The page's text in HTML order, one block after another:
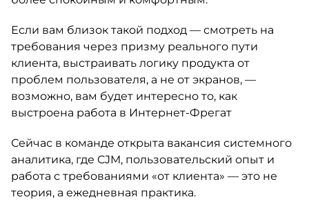
Если вам близок такой подход — смотреть на
требования через призму реального пути
клиента, выстраивать логику продукта от
проблем пользователя, а не от экранов, —
возможно, вам будет интересно то, как
выстроена работа в Интернет-Фрегат
Сейчас в команде открыта вакансия системного
аналитика, где CJM, пользовательский опыт и
работа с требованиями «от клиента» — это не
теория, а ежедневная практика.